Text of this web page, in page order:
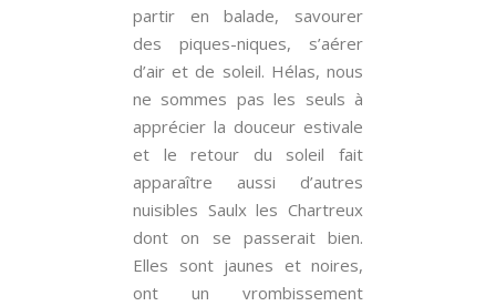
partir en balade, savourer
des piques-niques, s’aérer
d’air et de soleil. Hélas, nous
ne sommes pas les seuls à
apprécier la douceur estivale
et le retour du soleil fait
apparaître aussi d’autres
nuisibles Saulx les Chartreux
dont on se passerait bien.
Elles sont jaunes et noires,
ont un vrombissement